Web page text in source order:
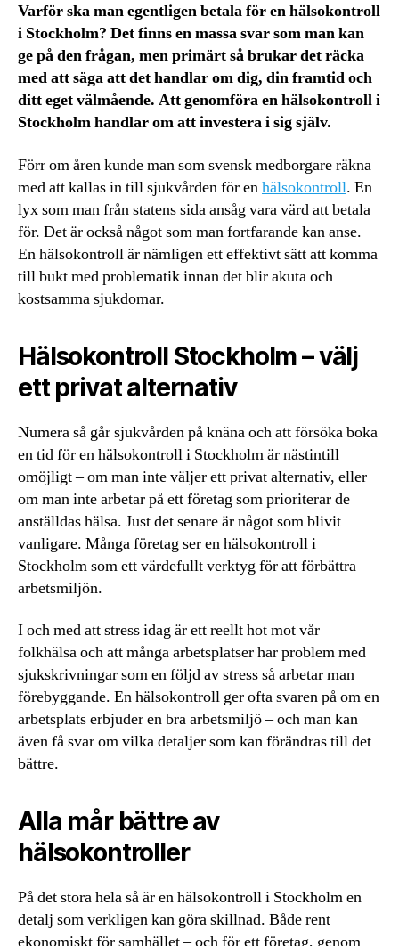
Varför ska man egentligen betala för en hälsokontroll
i Stockholm? Det finns en massa svar som man kan
ge på den frågan, men primärt så brukar det räcka
med att säga att det handlar om dig, din framtid och
ditt eget välmående. Att genomföra en hälsokontroll i
Stockholm handlar om att investera i sig själv.
Förr om åren kunde man som svensk medborgare räkna
med att kallas in till sjukvården för enhälsokontroll. En
lyx som man från statens sida ansåg vara värd att betala
för. Det är också något som man fortfarande kan anse.
En hälsokontroll är nämligen ett effektivt sätt att komma
till bukt med problematik innan det blir akuta och
kostsamma sjukdomar.
Hälsokontroll Stockholm – välj
ett privat alternativ
Numera så går sjukvården på knäna och att försöka boka
en tid för en hälsokontroll i Stockholm är nästintill
omöjligt – om man inte väljer ett privat alternativ, eller
om man inte arbetar på ett företag som prioriterar de
anställdas hälsa. Just det senare är något som blivit
vanligare. Många företag ser en hälsokontroll i
Stockholm som ett värdefullt verktyg för att förbättra
arbetsmiljön.
I och med att stress idag är ett reellt hot mot vår
folkhälsa och att många arbetsplatser har problem med
sjukskrivningar som en följd av stress så arbetar man
förebyggande. En hälsokontroll ger ofta svaren på om en
arbetsplats erbjuder en bra arbetsmiljö – och man kan
även få svar om vilka detaljer som kan förändras till det
bättre.
Alla mår bättre av
hälsokontroller
På det stora hela så är en hälsokontroll i Stockholm en
detalj som verkligen kan göra skillnad. Både rent